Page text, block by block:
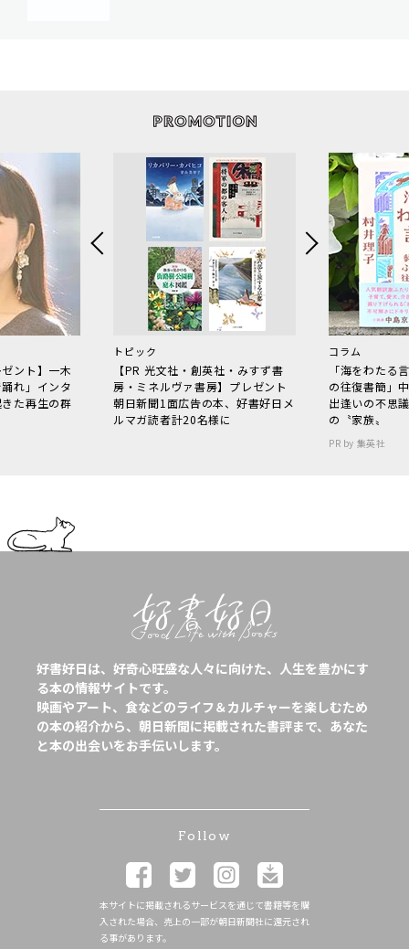
ント】一木
れ」インタ
た再生の群
トピック
【PR 光文社・創英社・みすず書
房・ミネルヴァ書房】プレゼント
朝日新聞1面広告の本、好書好日メ
ルマガ読者計20名様に
コラム
「海をわた
の往復書簡」
出逢いの不思
の〝家族〟
PR by 集英社
好書好日は、好奇心旺盛な人々に向けた、人生を豊かにす
る本の情報サイトです。
映画やアート、食などのライフ＆カルチャーを楽しむため
の本の紹介から、朝日新聞に掲載された書評まで、あなた
と本の出会いをお手伝いします。
Follow
本サイトに掲載されるサービスを通じて書籍等を購
入された場合、売上の一部が朝日新聞社に還元され
る事があります。